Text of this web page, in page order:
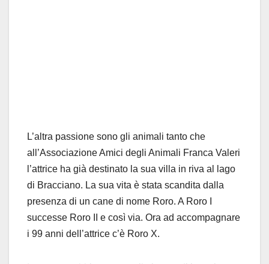
L’altra passione sono gli animali tanto che
all’Associazione Amici degli Animali Franca Valeri
l’attrice ha già destinato la sua villa in riva al lago
di Bracciano. La sua vita è stata scandita dalla
presenza di un cane di nome Roro. A Roro I
successe Roro II e così via. Ora ad accompagnare
i 99 anni dell’attrice c’è Roro X.